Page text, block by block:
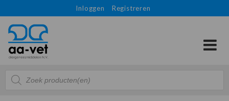
Inloggen Registreren
Producten
zoeken